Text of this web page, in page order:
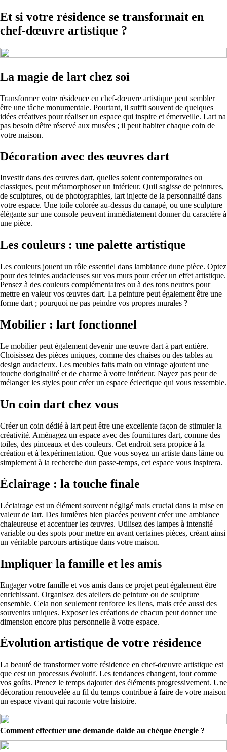
Et si votre résidence se transformait en
chef-dœuvre artistique ?
La magie de lart chez soi
Transformer votre résidence en chef-dœuvre artistique peut sembler
être une tâche monumentale. Pourtant, il suffit souvent de quelques
idées créatives pour réaliser un espace qui inspire et émerveille. Lart na
pas besoin dêtre réservé aux musées ; il peut habiter chaque coin de
votre maison.
Décoration avec des œuvres dart
Investir dans des œuvres dart, quelles soient contemporaines ou
classiques, peut métamorphoser un intérieur. Quil sagisse de peintures,
de sculptures, ou de photographies, lart injecte de la personnalité dans
votre espace. Une toile colorée au-dessus du canapé, ou une sculpture
élégante sur une console peuvent immédiatement donner du caractère à
une pièce.
Les couleurs : une palette artistique
Les couleurs jouent un rôle essentiel dans lambiance dune pièce. Optez
pour des teintes audacieuses sur vos murs pour créer un effet artistique.
Pensez à des couleurs complémentaires ou à des tons neutres pour
mettre en valeur vos œuvres dart. La peinture peut également être une
forme dart ; pourquoi ne pas peindre vos propres murales ?
Mobilier : lart fonctionnel
Le mobilier peut également devenir une œuvre dart à part entière.
Choisissez des pièces uniques, comme des chaises ou des tables au
design audacieux. Les meubles faits main ou vintage ajoutent une
touche doriginalité et de charme à votre intérieur. Nayez pas peur de
mélanger les styles pour créer un espace éclectique qui vous ressemble.
Un coin dart chez vous
Créer un coin dédié à lart peut être une excellente façon de stimuler la
créativité. Aménagez un espace avec des fournitures dart, comme des
toiles, des pinceaux et des couleurs. Cet endroit sera propice à la
création et à lexpérimentation. Que vous soyez un artiste dans lâme ou
simplement à la recherche dun passe-temps, cet espace vous inspirera.
Éclairage : la touche finale
Léclairage est un élément souvent négligé mais crucial dans la mise en
valeur de lart. Des lumières bien placées peuvent créer une ambiance
chaleureuse et accentuer les œuvres. Utilisez des lampes à intensité
variable ou des spots pour mettre en avant certaines pièces, créant ainsi
un véritable parcours artistique dans votre maison.
Impliquer la famille et les amis
Engager votre famille et vos amis dans ce projet peut également être
enrichissant. Organisez des ateliers de peinture ou de sculpture
ensemble. Cela non seulement renforce les liens, mais crée aussi des
souvenirs uniques. Exposer les créations de chacun peut donner une
dimension encore plus personnelle à votre espace.
Évolution artistique de votre résidence
La beauté de transformer votre résidence en chef-dœuvre artistique est
que cest un processus évolutif. Les tendances changent, tout comme
vos goûts. Prenez le temps dajouter des éléments progressivement. Une
décoration renouvelée au fil du temps contribue à faire de votre maison
un espace vivant qui raconte votre histoire.
Comment effectuer une demande daide au chèque énergie ?